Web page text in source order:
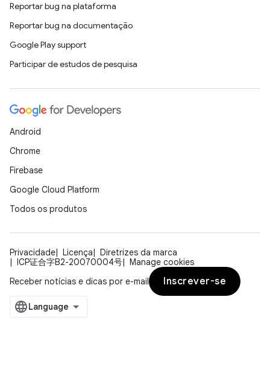
Reportar bug na plataforma
Reportar bug na documentação
Google Play support
Participar de estudos de pesquisa
Android
Chrome
Firebase
Google Cloud Platform
Todos os produtos
Privacidade Licença
Diretrizes da marca
ICP证合字B2-20070004号
Manage cookies
Receber notícias e dicas por e-mail
Inscrever-se